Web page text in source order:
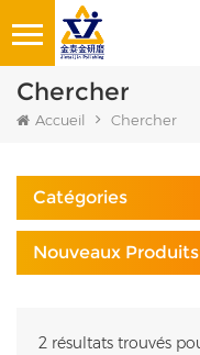
Chercher
Accueil Chercher
Catégories
Nouveaux Produits
2 résultats trouvés